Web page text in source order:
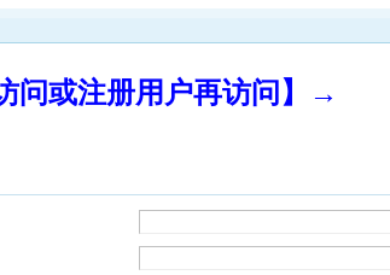
问或注册用户再访问】→